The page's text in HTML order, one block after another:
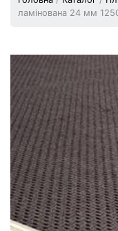
України»
ламінована 24 мм